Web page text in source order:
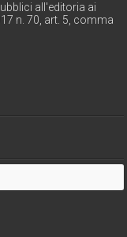
all'editoria ai
n. 70, art. 5, comma